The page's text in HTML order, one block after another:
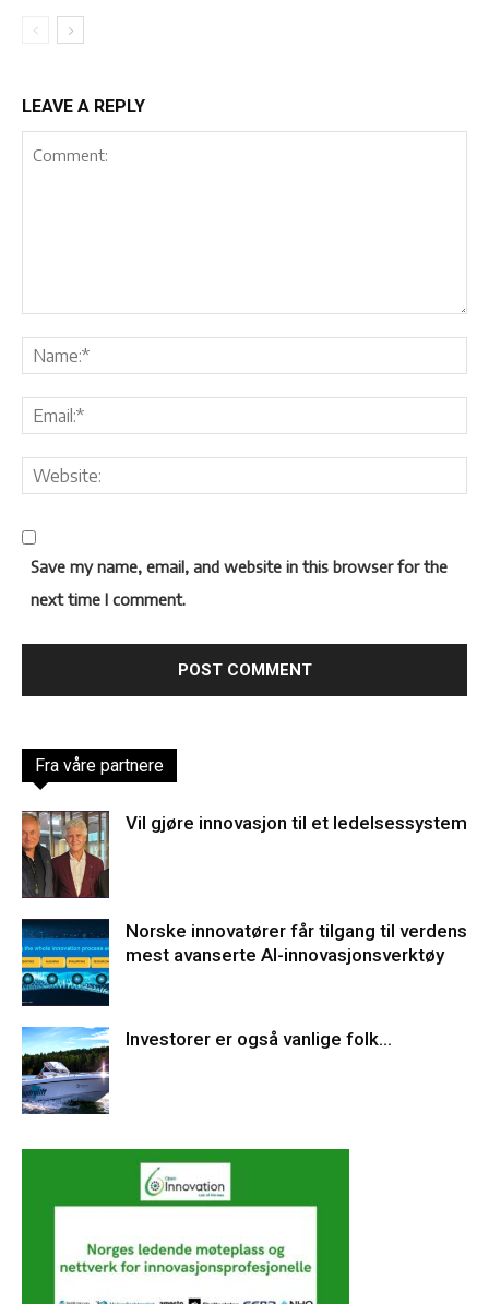
LEAVE A REPLY
Save my name, email, and website in this browser for the
next time I comment.
Fra våre partnere
Vil gjøre innovasjon til et ledelsessystem
Norske innovatører får tilgang til verdens
mest avanserte AI-innovasjonsverktøy
Investorer er også vanlige folk…